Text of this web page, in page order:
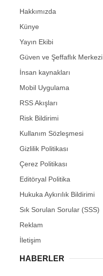
Hakkımızda
Künye
Yayın Ekibi
Güven ve Şeffaflık Merkezi
İnsan kaynakları
Mobil Uygulama
RSS Akışları
Risk Bildirimi
Kullanım Sözleşmesi
Gizlilik Politikası
Çerez Politikası
Editöryal Politika
Hukuka Aykırılık Bildirimi
Sık Sorulan Sorular (SSS)
Reklam
İletişim
HABERLER